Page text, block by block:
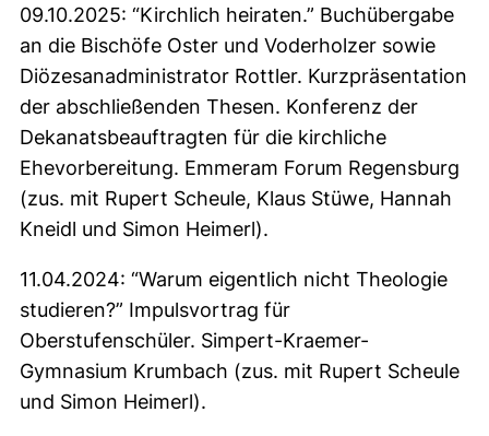
09.10.2025: “Kirchlich heiraten.” Buchübergabe
an die Bischöfe Oster und Voderholzer sowie
Diözesanadministrator Rottler. Kurzpräsentation
der abschließenden Thesen. Konferenz der
Dekanatsbeauftragten für die kirchliche
Ehevorbereitung. Emmeram Forum Regensburg
(zus. mit Rupert Scheule, Klaus Stüwe, Hannah
Kneidl und Simon Heimerl).
11.04.2024: “Warum eigentlich nicht Theologie
studieren?” Impulsvortrag für
Oberstufenschüler. Simpert-Kraemer-
Gymnasium Krumbach (zus. mit Rupert Scheule
und Simon Heimerl).